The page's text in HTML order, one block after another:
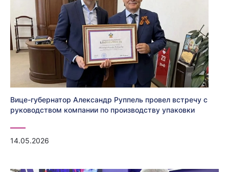
Вице-губернатор Александр Руппель провел встречу с
руководством компании по производству упаковки
14.05.2026